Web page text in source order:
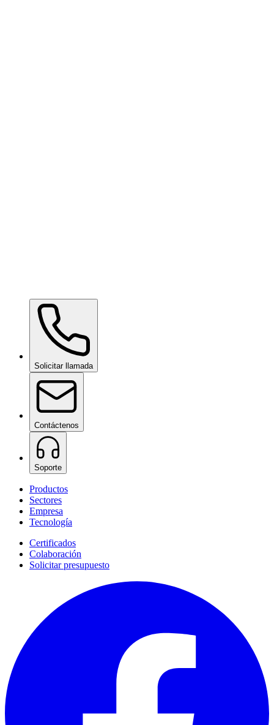
Ceramic Pro Care+bajo consulta
Solicitar llamada
Contáctenos
Soporte
Productos
Sectores
Empresa
Tecnología
Certificados
Colaboración
Solicitar presupuesto